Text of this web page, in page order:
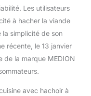
Les utilisateurs
à hacher la viande
simplicité de son
récente, le 13 janvier
de la marque MEDION
avec hachoir à